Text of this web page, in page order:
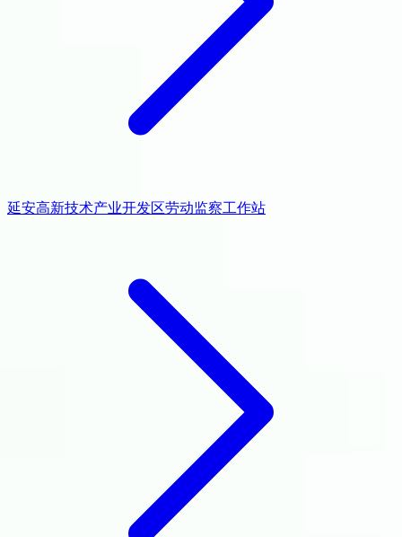
延安高新技术产业开发区劳动监察工作站